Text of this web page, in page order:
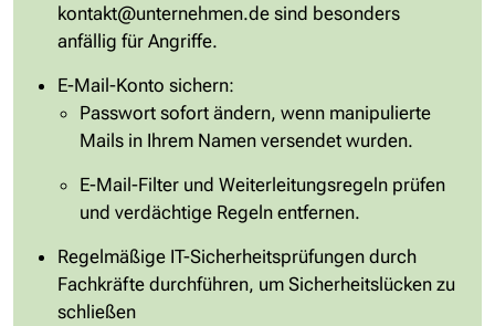
kontakt@unternehmen.de sind besonders
anfällig für Angriffe.
E-Mail-Konto sichern:
Passwort sofort ändern, wenn manipulierte
Mails in Ihrem Namen versendet wurden.
E-Mail-Filter und Weiterleitungsregeln prüfen
und verdächtige Regeln entfernen.
Regelmäßige IT-Sicherheitsprüfungen durch
Fachkräfte durchführen, um Sicherheitslücken zu
schließen